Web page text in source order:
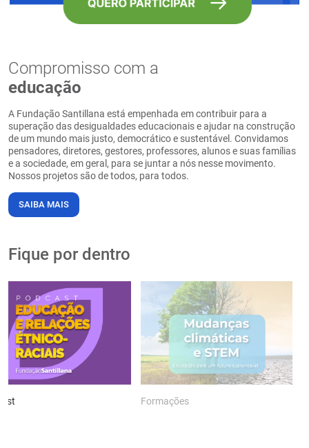
Compromisso com a
educação
A Fundação Santillana está empenhada em contribuir para a
superação das desigualdades educacionais e ajudar na construção
de um mundo mais justo, democrático e sustentável. Convidamos
pensadores, diretores, gestores, professores, alunos e suas famílias
e a sociedade, em geral, para se juntar a nós nesse movimento.
Nossos projetos são de todos, para todos.
SAIBA MAIS
Fique por dentro
Formações